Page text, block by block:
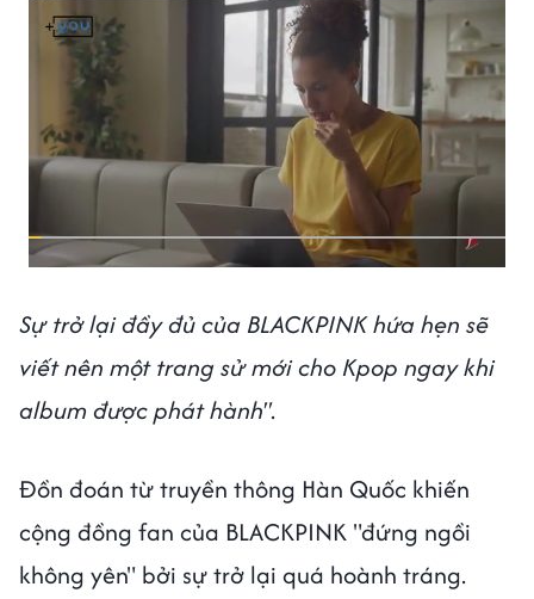
Sự trở lại đầy đủ của BLACKPINK hứa hẹn sẽ
viết nên một trang sử mới cho Kpop ngay khi
album được phát hành".
Đồn đoán từ truyền thông Hàn Quốc khiến
cộng đồng fan của BLACKPINK "đứng ngồi
không yên" bởi sự trở lại quá hoành tráng.